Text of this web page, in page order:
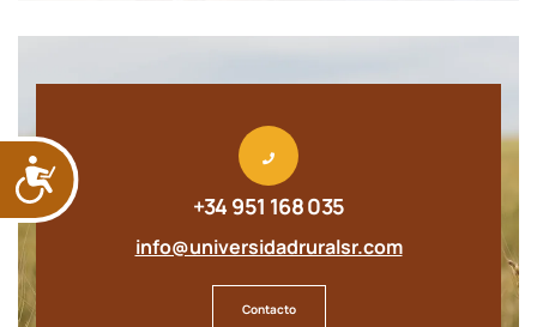
ACCESIBILIDAD
+34 951 168 035
info@universidadruralsr.com
Contacto